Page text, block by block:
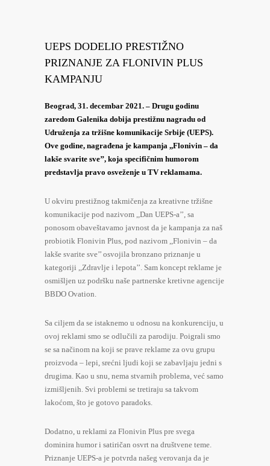
UEPS DODELIO PRESTIŽNO
PRIZNANJE ZA FLONIVIN PLUS
KAMPANJU
Beograd, 31. decembar 2021. – Drugu godinu
zaredom Galenika dobija prestižnu nagradu od
Udruženja za tržišne komunikacije Srbije (UEPS).
Ove godine, nagrađena je kampanja ,,Flonivin – da
lakše svarite sve’’, koja specifičnim humorom
predstavlja pravo osveženje u TV reklamama.
U okviru prestižnog takmičenja za kreativne tržišne
komunikacije pod nazivom ,,Dan UEPS-a’’, sa
ponosom obaveštavamo javnost da je kampanja za naš
probiotik Flonivin Plus, pod nazivom ,,Flonivin – da
lakše svarite sve’’ osvojila bronzano priznanje u
kategoriji ,,Zdravlje i lepota’’. Sam koncept reklame je
osmišljen uz podršku naše partnerske kretivne agencije
BBDO Ovation.
Sa ciljem da se istaknemo u odnosu na konkurenciju, u
ovoj reklami smo se odlučili za parodiju. Poigrali smo
se sa načinom na koji se prave reklame za ovu grupu
proizvoda – lepi, srećni ljudi koji se zabavljaju jedni s
drugima. Kao u snu, nema stvarnih problema, već samo
izmišljenih. Svi problemi se tretiraju sa takvom
lakoćom, što je gotovo paradoks.
Dodatno, u reklami za Flonivin Plus pre svega
dominira humor i satiričan osvrt na društvene teme.
Priznanje UEPS-a je potvrda našeg verovanja da je